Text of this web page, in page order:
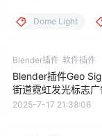
Dome Light
Blender插件 软件插件
Blender插件Geo
街道霓虹发光标志广
成器
2025-7-17 21:38:06